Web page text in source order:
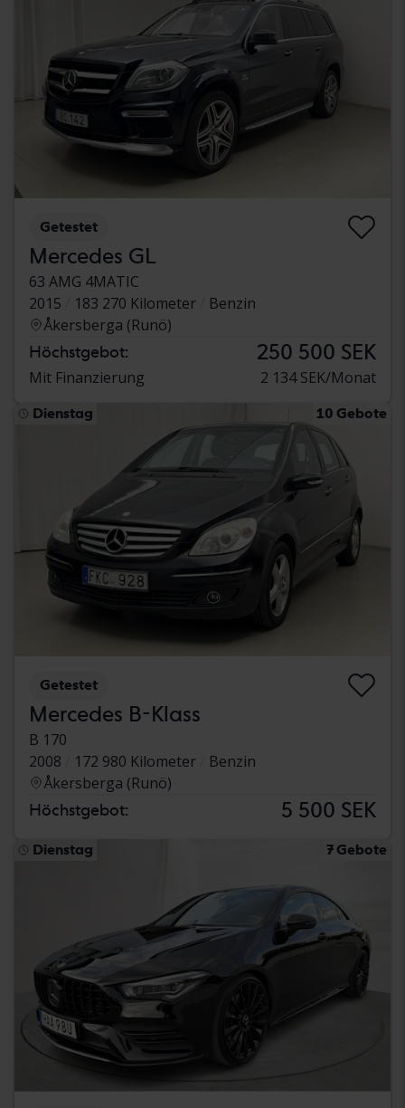
Getestet
Mercedes GL
63 AMG 4MATIC
2015
183 270 Kilometer
Benzin
Åkersberga (Runö)
Höchstgebot: 250 500 SEK
Mit Finanzierung 2 134 SEK/Monat
Dienstag 10 Gebote
Getestet
Mercedes B-Klass
B 170
2008
172 980 Kilometer
Benzin
Åkersberga (Runö)
Höchstgebot: 5 500 SEK
Dienstag 7 Gebote